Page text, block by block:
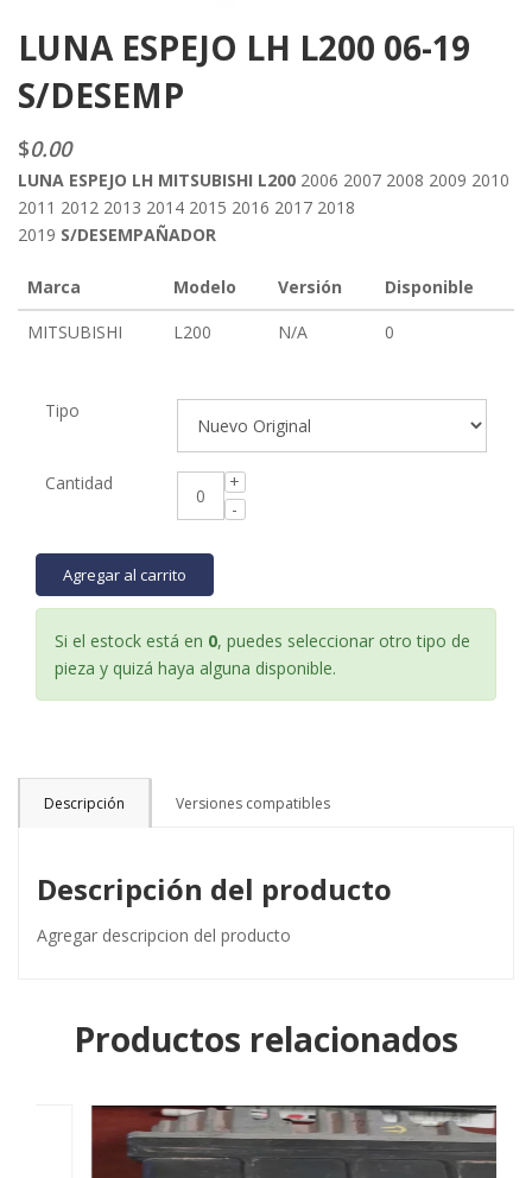
LUNA ESPEJO LH L200 06-19
S/DESEMP
$0.00
LUNA ESPEJO LH MITSUBISHI L200 2006 2007 2008 2009 2010
2011 2012 2013 2014 2015 2016 2017 2018
2019 S/DESEMPAÑADOR
Marca Modelo Versión
Disponible
MITSUBISHI
L200 N/A 0
Tipo
Cantidad
Agregar al carrito
Si el estock está en 0, puedes seleccionar otro tipo de
pieza y quizá haya alguna disponible.
Descripción Versiones compatibles
Descripción del producto
Agregar descripcion del producto
Productos relacionados